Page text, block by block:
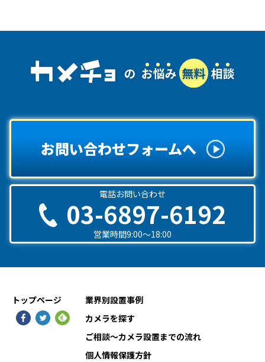
お問い合わせフォームへ
電話お問い合わせ
03-6897-6192
営業時間9:00〜18:00
トップページ
業界別設置事例
カメラを探す
ご相談〜カメラ設置までの流れ
個人情報保護方針